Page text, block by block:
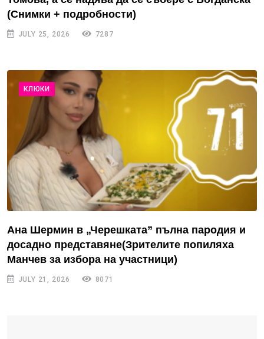
(Снимки + подробности)
JULY 25, 2026 7287
КЛЮКИ
Ана Шермин в „Черешката” пълна пародия и
досадно представяне(Зрителите попиляха
Манчев за избора на участници)
JULY 21, 2026 8071